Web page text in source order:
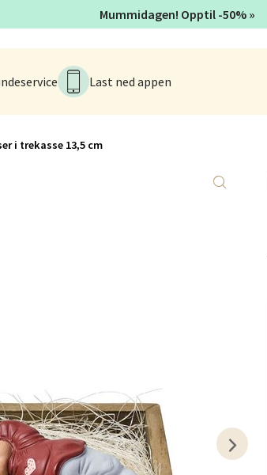
Last ned appen
i trekasse 13,5 cm
Mummidagen! Opptil -50% »
12, 9015 Tromsø
10-18